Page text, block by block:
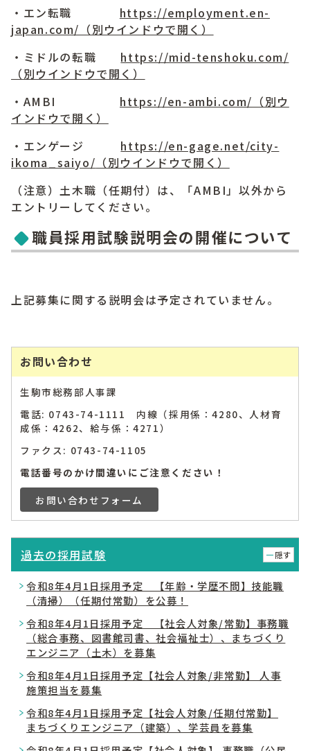
・エン転職 https://employment.en-
japan.com/ （別ウインドウで開く）
・ミドルの転職 https://mid-tenshoku.com/
（別ウインドウで開く）
・AMBI https://en-ambi.com/ （別ウ
インドウで開く）
・エンゲージ https://en-gage.net/city-
ikoma_saiyo/ （別ウインドウで開く）
（注意）土木職（任期付）は、「AMBI」以外から
エントリーしてください。
職員採用試験説明会の開催について
上記募集に関する説明会は予定されていません。
お問い合わせ
生駒市総務部人事課
電話: 0743-74-1111 内線（採用係：4280、人材育
成係：4262、給与係：4271）
ファクス: 0743-74-1105
電話番号のかけ間違いにご注意ください！
お問い合わせフォーム
過去の採用試験 隠す
令和8年4月1日採用予定 【年齢・学歴不問】技能職
（清掃）（任期付常勤）を公募！
令和8年4月1日採用予定 【社会人対象/常勤】事務職
（総合事務、図書館司書、社会福祉士）、まちづくり
エンジニア（土木）を募集
令和8年4月1日採用予定【社会人対象/非常勤】 人事
施策担当を募集
令和8年4月1日採用予定【社会人対象/任期付常勤】
まちづくりエンジニア（建築）、学芸員を募集